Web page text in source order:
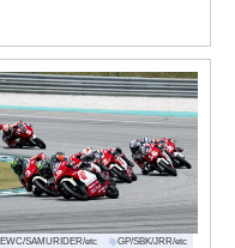
EWC/SAMURIDER/etc GP/SBK/JRR/etc